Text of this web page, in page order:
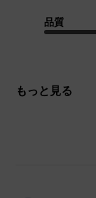
品質
もっと見る